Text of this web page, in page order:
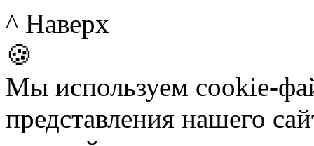
^ Наверх
🍪
Мы используем cookie-
представления нашего